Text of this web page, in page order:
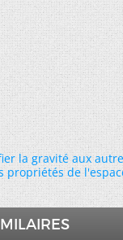
la gravité aux
propriétés de